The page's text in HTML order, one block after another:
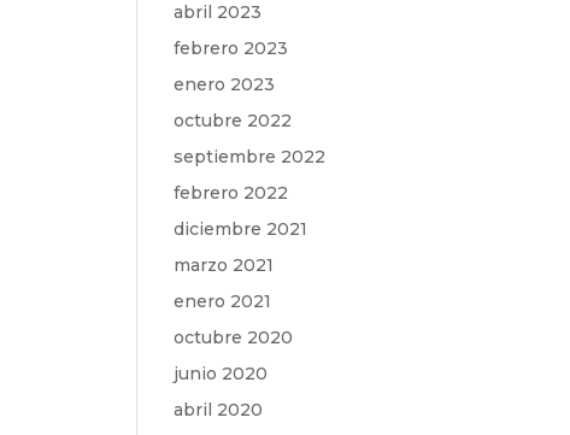
abril 2023
febrero 2023
enero 2023
octubre 2022
septiembre 2022
febrero 2022
diciembre 2021
marzo 2021
enero 2021
octubre 2020
junio 2020
abril 2020